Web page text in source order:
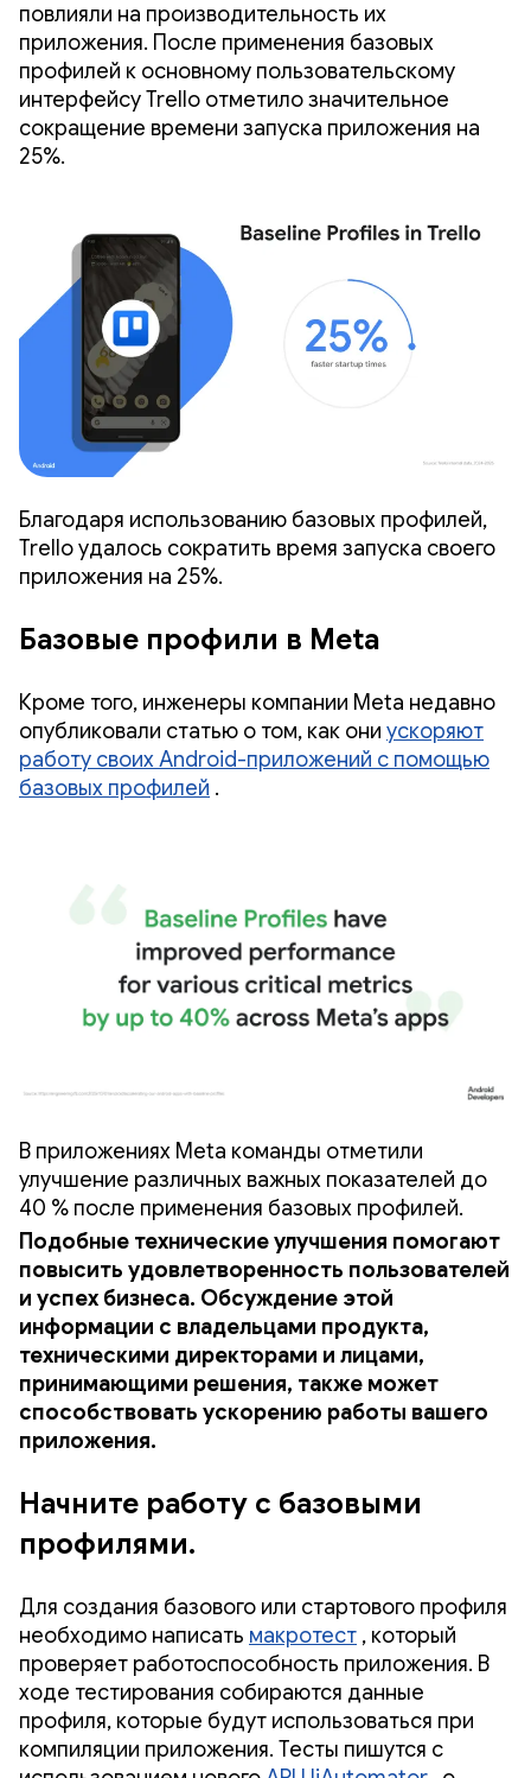
повлияли на производительность их
приложения. После применения базовых
профилей к основному пользовательскому
интерфейсу Trello отметило значительное
сокращение времени запуска приложения на
25%.
Благодаря использованию базовых профилей,
Trello удалось сократить время запуска своего
приложения на 25%.
Базовые профили в Meta
Кроме того, инженеры компании Meta недавно
опубликовали статью о том, как они ускоряют
работу своих Android-приложений с помощью
базовых профилей .
В приложениях Meta команды отметили
улучшение различных важных показателей до
40 % после применения базовых профилей.
Подобные технические улучшения помогают
повысить удовлетворенность пользователей
и успех бизнеса. Обсуждение этой
информации с владельцами продукта,
техническими директорами и лицами,
принимающими решения, также может
способствовать ускорению работы вашего
приложения.
Начните работу с базовыми
профилями.
Для создания базового или стартового профиля
необходимо написать макротест , который
проверяет работоспособность приложения. В
ходе тестирования собираются данные
профиля, которые будут использоваться при
компиляции приложения. Тесты пишутся с